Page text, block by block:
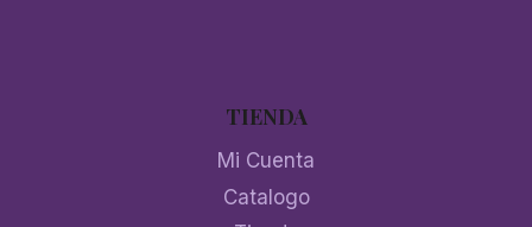
TIENDA
Mi Cuenta
Catalogo